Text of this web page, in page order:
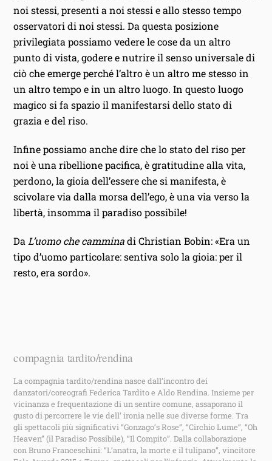
noi stessi, presenti a noi stessi e allo stesso tempo
osservatori di noi stessi. Da questa posizione
privilegiata possiamo vedere le cose da un altro
punto di vista, godere e nutrire il senso universale di
ciò che emerge perché l’altro è un altro me stesso in
un altro tempo e in un altro luogo. In questo luogo
magico si fa spazio il manifestarsi dello stato di
grazia e del riso.
Infine possiamo anche dire che lo stato del riso per
noi è una ribellione pacifica, è gratitudine alla vita,
perdono, la gioia dell’essere che si manifesta, è
scivolare via dalla morsa dell’ego, è una via verso la
libertà, insomma il paradiso possibile!
Da L’uomo che camminadi Christian Bobin: «Era un
tipo d’uomo particolare: sentiva solo la gioia: per il
resto, era sordo».
compagnia tardito/rendina
La compagnia tardito/rendina nasce dall’incontro dei
danzatori/coreografi Federica Tardito e Aldo Rendina. Insieme per
vicinanza e frequentazione di un sentire comune, assaporano il
gusto di percorrere le vie dell’ ironia nelle sue diverse forme. Tra
gli spettacoli più significativi “Gonzago’s Rose”‚ “Circhio Lume”‚ “Oh
Heaven” (il Paradiso Possibile), “Il Compito”. Dalla collaborazione
con Bruno Franceschini: “L’anatra, la morte e il tulipano”, vincitore